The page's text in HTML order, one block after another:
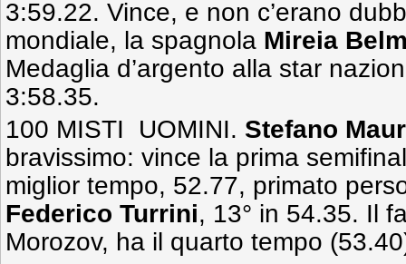
3:59.22. Vince, e non c’erano
mondiale, la spagnola Mireia
Medaglia d’argento alla star
3:58.35.
100 MISTI UOMINI. Stefano
bravissimo: vince la prima
miglior tempo, 52.77, primato
Federico Turrini, 13° in 54.35. Il
Morozov, ha il quarto tempo